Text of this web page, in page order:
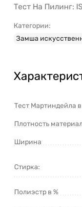
Тест На Пилинг:
Категории:
Замша
Тест Мартиндейла
Плотность
Ширина
Стирка:
Полиэстр в %